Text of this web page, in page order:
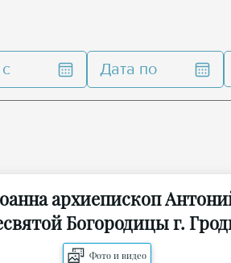
Дата по
архиепископ
Богородицы г.
Фото и видео